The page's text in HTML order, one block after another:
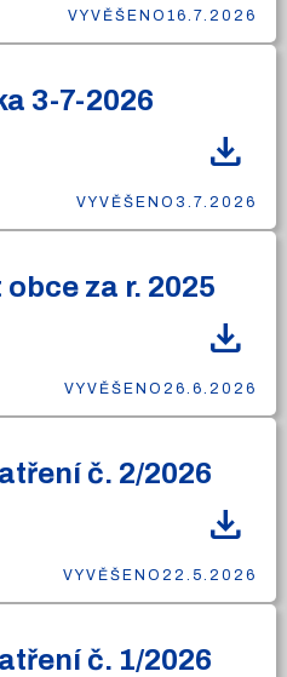
VYVĚŠENO 16.7.2026
3-7-2026
download
VYVĚŠENO 3.7.2026
za r. 2025
download
VYVĚŠENO 26.6.2026
č. 2/2026
download
VYVĚŠENO 22.5.2026
č. 1/2026